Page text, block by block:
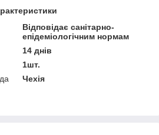
Відповідає санітарно-
епідеміологічним нормам
14 днів
1шт.
Чехія